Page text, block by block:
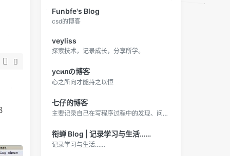
Funbfe's Blog
csd的博客
veyliss
探索技术，记录成长，分享所学。
усилの博客
心之所向才能持之以恒
七仔的博客
主要记录自己在写程序过程中的发现、问题、成果
衔蝉 Blog | 记录学习与生活……
记录学习与生活……